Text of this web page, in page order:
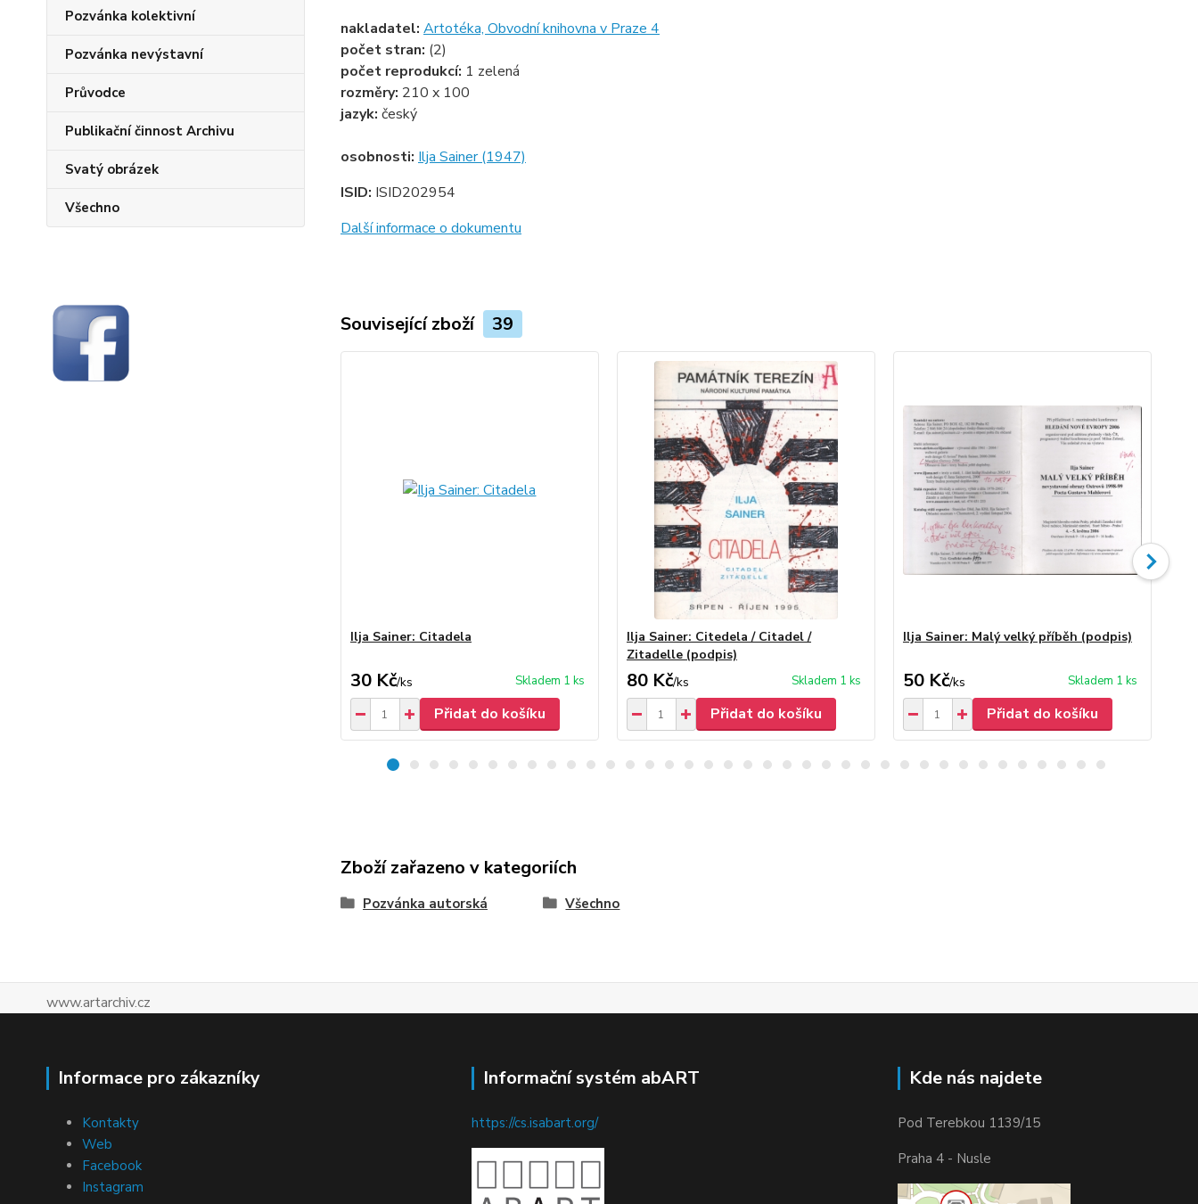
Pozvánka kolektivní
Pozvánka nevýstavní
Průvodce
Publikační činnost Archivu
Svatý obrázek
Všechno
nakladatel: Artotéka, Obvodní knihovna v Praze 4
počet stran: (2)
počet reprodukcí: 1 zelená
rozměry: 210 x 100
jazyk: český
osobnosti: Ilja Sainer (1947)
ISID: ISID202954
Další informace o dokumentu
Související zboží 39
Ilja Sainer: Citadela
30 Kč/ks Skladem 1 ks
Přidat do košíku
Ilja Sainer: Citedela / Citadel /
Zitadelle (podpis)
80 Kč/ks Skladem 1 ks
Přidat do košíku
Ilja Sainer: Malý velký příběh (podpis)
50 Kč/ks Skladem 1 ks
Přidat do košíku
Zboží zařazeno v kategoriích
Pozvánka autorská Všechno
www.artarchiv.cz
Informace pro zákazníky
Kontakty
Web
Facebook
Instagram
Informační systém abART
https://cs.isabart.org/
Kde nás najdete
Pod Terebkou 1139/15
Praha 4 - Nusle